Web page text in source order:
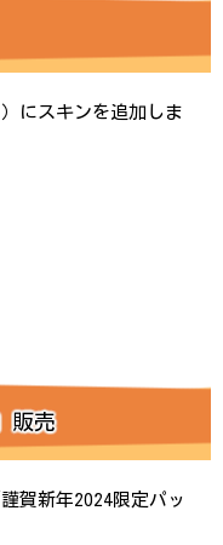
にスキンを追加しま
販売
賀新年2024限定パッ